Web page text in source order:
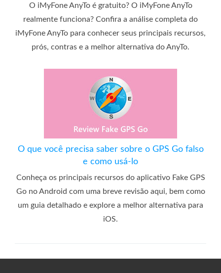
O iMyFone AnyTo é gratuito? O iMyFone AnyTo
realmente funciona? Confira a análise completa do
iMyFone AnyTo para conhecer seus principais recursos,
prós, contras e a melhor alternativa do AnyTo.
O que você precisa saber sobre o GPS Go falso
e como usá-lo
Conheça os principais recursos do aplicativo Fake GPS
Go no Android com uma breve revisão aqui, bem como
um guia detalhado e explore a melhor alternativa para
iOS.